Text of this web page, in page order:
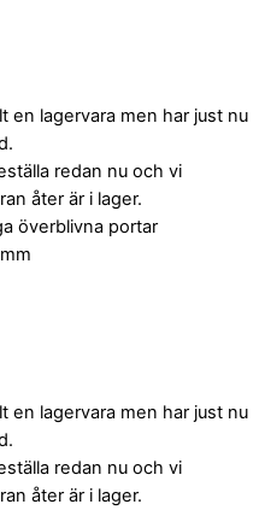
en lagervara men har just nu
redan nu och vi
åter är i lager.
överblivna portar
en lagervara men har just nu
redan nu och vi
åter är i lager.